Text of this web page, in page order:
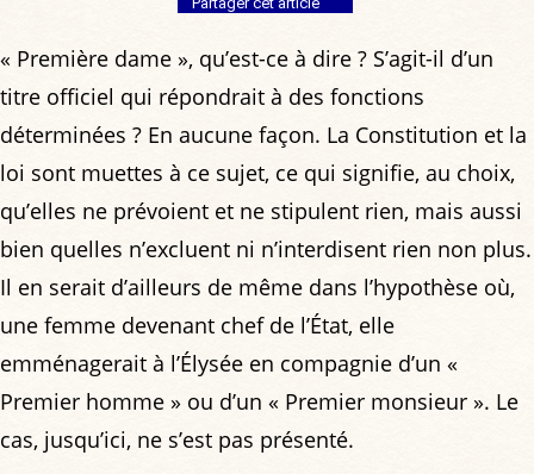
« Première dame », qu’est-ce à dire ? S’agit-il d’un
titre officiel qui répondrait à des fonctions
déterminées ? En aucune façon. La Constitution et la
loi sont muettes à ce sujet, ce qui signifie, au choix,
qu’elles ne prévoient et ne stipulent rien, mais aussi
bien quelles n’excluent ni n’interdisent rien non plus.
Il en serait d’ailleurs de même dans l’hypothèse où,
une femme devenant chef de l’État, elle
emménagerait à l’Élysée en compagnie d’un «
Premier homme » ou d’un « Premier monsieur ». Le
cas, jusqu’ici, ne s’est pas présenté.